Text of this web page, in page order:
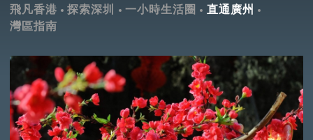
飛凡香港 探索深圳 一小時生活圈
直通廣州
灣區指南